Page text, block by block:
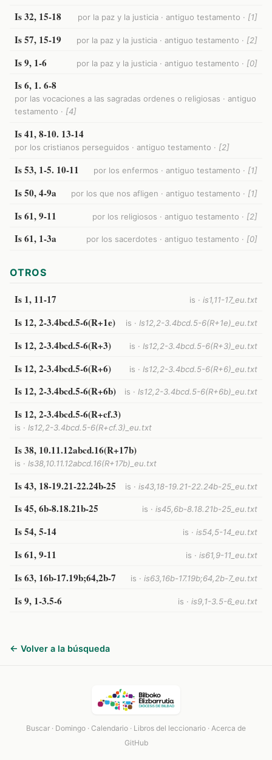
Is 32, 15-18 por la paz y la justicia · antiguo testamento · [1]
Is 57, 15-19 por la paz y la justicia · antiguo testamento · [2]
Is 9, 1-6 por la paz y la justicia · antiguo testamento · [0]
Is 6, 1. 6-8
por las vocaciones a las sagradas ordenes o religiosas · antiguo
testamento · [4]
Is 41, 8-10. 13-14
por los cristianos perseguidos · antiguo testamento · [2]
Is 53, 1-5. 10-11 por los enfermos · antiguo testamento · [1]
Is 50, 4-9a por los que nos afligen · antiguo testamento · [1]
Is 61, 9-11 por los religiosos · antiguo testamento · [2]
Is 61, 1-3a por los sacerdotes · antiguo testamento · [0]
OTROS
Is 1, 11-17 is · is1,11-17_eu.txt
Is 12, 2-3.4bcd.5-6(R+1e) is · Is12,2-3.4bcd.5-6(R+1e)_eu.txt
Is 12, 2-3.4bcd.5-6(R+3) is · Is12,2-3.4bcd.5-6(R+3)_eu.txt
Is 12, 2-3.4bcd.5-6(R+6) is · Is12,2-3.4bcd.5-6(R+6)_eu.txt
Is 12, 2-3.4bcd.5-6(R+6b) is · Is12,2-3.4bcd.5-6(R+6b)_eu.txt
Is 12, 2-3.4bcd.5-6(R+cf.3)
is · Is12,2-3.4bcd.5-6(R+cf.3)_eu.txt
Is 38, 10.11.12abcd.16(R+17b)
is · Is38,10.11.12abcd.16(R+17b)_eu.txt
Is 43, 18-19.21-22.24b-25 is · is43,18-19.21-22.24b-25_eu.txt
Is 45, 6b-8.18.21b-25 is · is45,6b-8.18.21b-25_eu.txt
Is 54, 5-14 is · is54,5-14_eu.txt
Is 61, 9-11 is · is61,9-11_eu.txt
Is 63, 16b-17.19b;64,2b-7 is · is63,16b-17.19b;64,2b-7_eu.txt
Is 9, 1-3.5-6 is · is9,1-3.5-6_eu.txt
← Volver a la búsqueda
Buscar · Domingo · Calendario · Libros del leccionario · Acerca de
GitHub